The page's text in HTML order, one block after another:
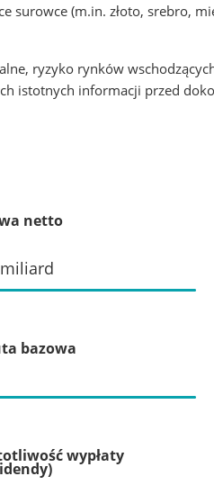
(m.in. złoto, srebro,
ryzyko rynków
istotnych informacji przed
netto
bazowa
wypłaty